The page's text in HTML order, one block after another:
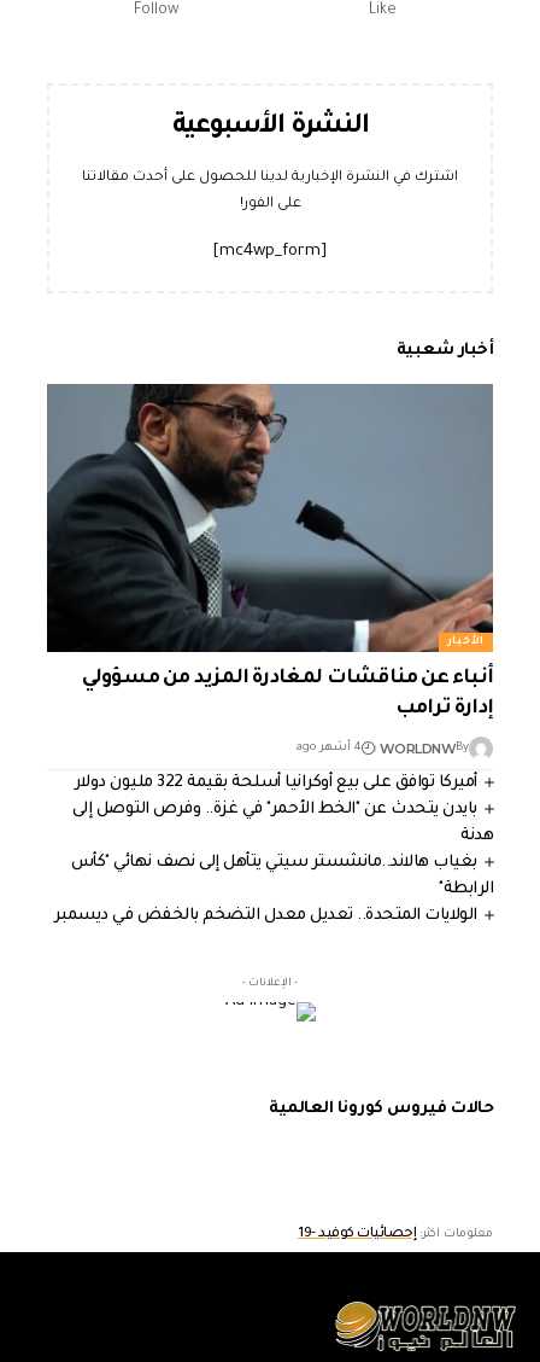
Like
Follow
النشرة الأسبوعية
اشترك في النشرة الإخبارية لدينا للحصول على أحدث مقالاتنا
على الفور!
أخبار شعبية
الأخبار
أنباء عن مناقشات لمغادرة المزيد من مسؤولي
إدارة ترامب
By
WORLDNW 4 أشهر ago
أميركا توافق على بيع أوكرانيا أسلحة بقيمة 322 مليون دولار
بايدن يتحدث عن "الخط الأحمر" في غزة.. وفرص التوصل إلى
هدنة
بغياب هالاند..مانشستر سيتي يتأهل إلى نصف نهائي "كأس
الرابطة"
الولايات المتحدة.. تعديل معدل التضخم بالخفض في ديسمبر
- الإعلانات -
حالات فيروس كورونا العالمية
معلومات اكثر: إحصائيات كوفيد -19